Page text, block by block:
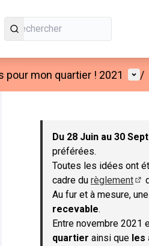
pour mon quartier ! 2021 /
Passer la carte
Du 28 Juin au 30
préférées.
Toutes les idées ont
cadre du règlement
Au fur et à mesure,
recevable.
Entre novembre 2021
quartier ainsi que les